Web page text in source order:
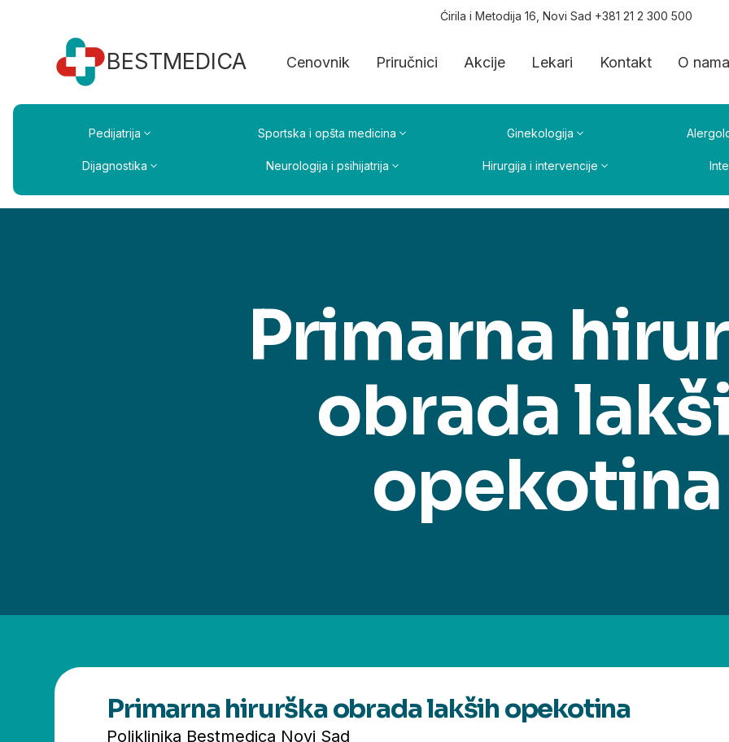
Ćirila i Metodija 16, Novi Sad +381 21 2 300 500
BESTMEDICA Cenovnik Priručnici Akcije Lekari Kontakt O nama
Pedijatrija Sportska i opšta medicina Ginekologija
Dijagnostika Neurologija i psihijatrija Hirurgija i intervencije
Primarna
obrada
opekotina
Primarna hirurška obrada lakših opekotina
Poliklinika Bestmedica Novi Sad